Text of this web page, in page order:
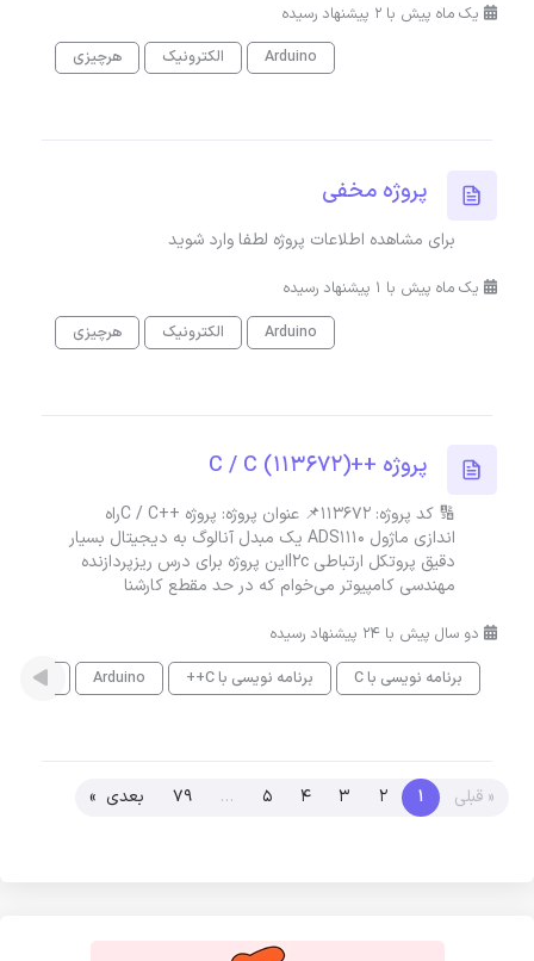
یک ماه پیش با 2 پیشنهاد رسیده
Arduino
الکترونیک هرچیزی
پروژه مخفی
برای مشاهده اطلاعات پروژه لطفا وارد شوید
یک ماه پیش با 1 پیشنهاد رسیده
Arduino
الکترونیک هرچیزی
پروژه ++C / C (113672)
🔢 کد پروژه: 113672📌 عنوان پروژه: پروژه ++C / Cراه
اندازی ماژول ADS1110 یک مبدل آنالوگ به دیجیتال بسیار
دقیق پروتکل ارتباطی I2cاین پروژه برای درس ریزپردازنده
مهندسی کامپیوتر می‌خوام که در حد مقطع کارشنا
دو سال پیش با 24 پیشنهاد رسیده
برنامه نویسی با C
برنامه نویسی با C++ Arduino طراحی
« قبلی 1
2
3
4
5
…
79 بعدی »